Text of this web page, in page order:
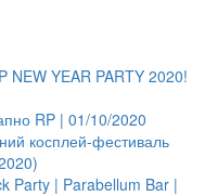
NEW YEAR PARTY 2020!
RP | 01/10/2020
косплей-фестиваль
Party | Parabellum Bar |